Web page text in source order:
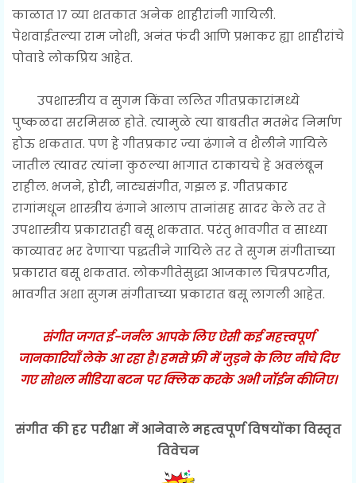
काळात १७ व्या शतकात अनेक शाहीरांनी गायिली.
पेशवाईतल्या राम जोशी, अनंत फंदी आणि प्रभाकर ह्या शाहीरांचे
पोवाडे लोकप्रिय आहेत.
उपशास्त्रीय व सुगम किंवा ललित गीतप्रकारांमध्ये
पुष्कळदा सरमिसळ होते. त्यामुळे त्या बाबतीत मतभेद निर्माण
होऊ शकतात. पण हे गीतप्रकार ज्या ढंगाने व शैलीने गायिले
जातील त्यावर त्यांना कुठल्या भागात टाकायचे हे अवलंबून
राहील. भजने, होरी, नाट्यसंगीत, गझल इ. गीतप्रकार
रागांमधून शास्त्रीय ढंगाने आलाप तानांसह सादर केले तर ते
उपशास्त्रीय प्रकारातही बसू शकतात. परंतु भावगीत व साध्या
काव्यावर भर देणाऱ्या पद्धतीने गायिले तर ते सुगम संगीताच्या
प्रकारात बसू शकतात. लोकगीतेसुद्धा आजकाल चित्रपटगीत,
भावगीत अशा सुगम संगीताच्या प्रकारात बसू लागली आहेत.
संगीत जगत ई-जर्नल आपके लिए ऐसी कई महत्त्वपूर्ण
जानकारियाँ लेके आ रहा है। हमसे फ्री में जुड़ने के लिए नीचे दिए
गए सोशल मीडिया बटन पर क्लिक करके अभी जॉईन कीजिए।
संगीत की हर परीक्षा में आनेवाले महत्वपूर्ण विषयोंका विस्तृत
विवेचन